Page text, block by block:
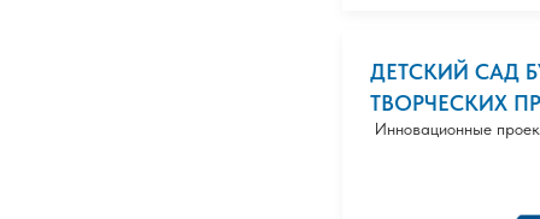
ДЕТСКИЙ САД
ТВОРЧЕСКИХ
Инновационные